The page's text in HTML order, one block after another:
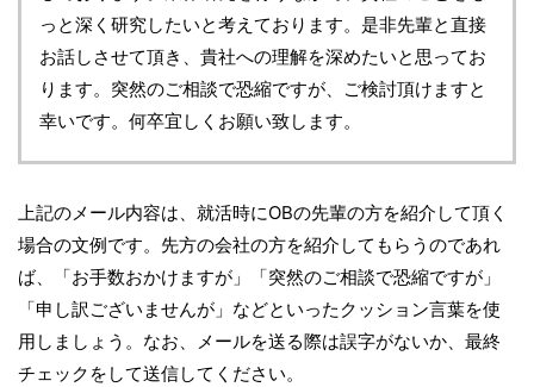
っと深く研究したいと考えております。是非先輩と直接
お話しさせて頂き、貴社への理解を深めたいと思ってお
ります。突然のご相談で恐縮ですが、ご検討頂けますと
幸いです。何卒宜しくお願い致します。
上記のメール内容は、就活時にOBの先輩の方を紹介して頂く
場合の文例です。先方の会社の方を紹介してもらうのであれ
ば、「お手数おかけますが」「突然のご相談で恐縮ですが」
「申し訳ございませんが」などといったクッション言葉を使
用しましょう。なお、メールを送る際は誤字がないか、最終
チェックをして送信してください。